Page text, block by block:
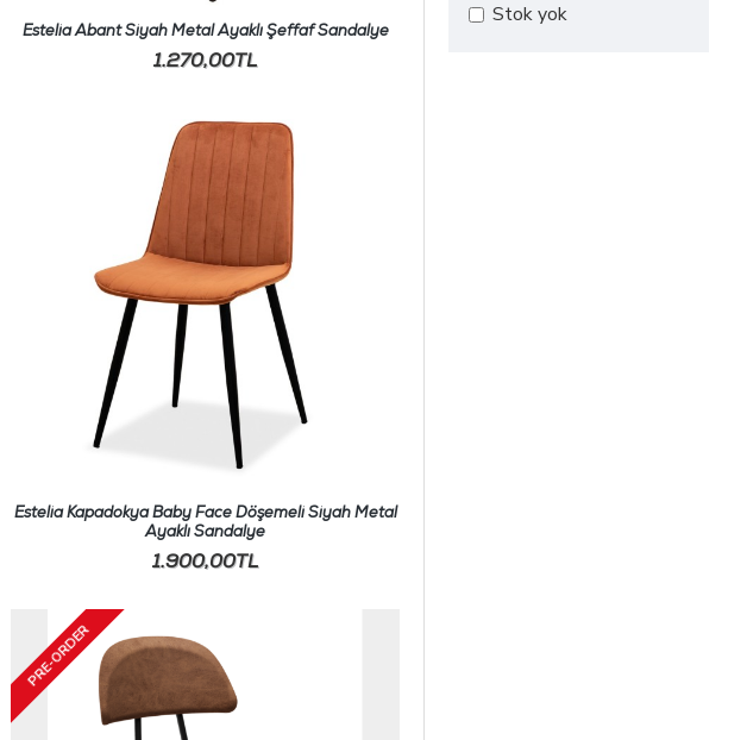
Estelia Abant Siyah Metal Ayaklı Şeffaf Sandalye
1.270,00TL
Estelia Kapadokya Baby Face Döşemeli Siyah Metal
Ayaklı Sandalye
1.900,00TL
PRE-ORDER
Stok yok